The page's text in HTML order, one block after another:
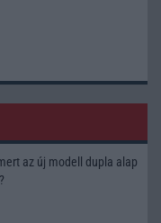
az új modell dupla alap